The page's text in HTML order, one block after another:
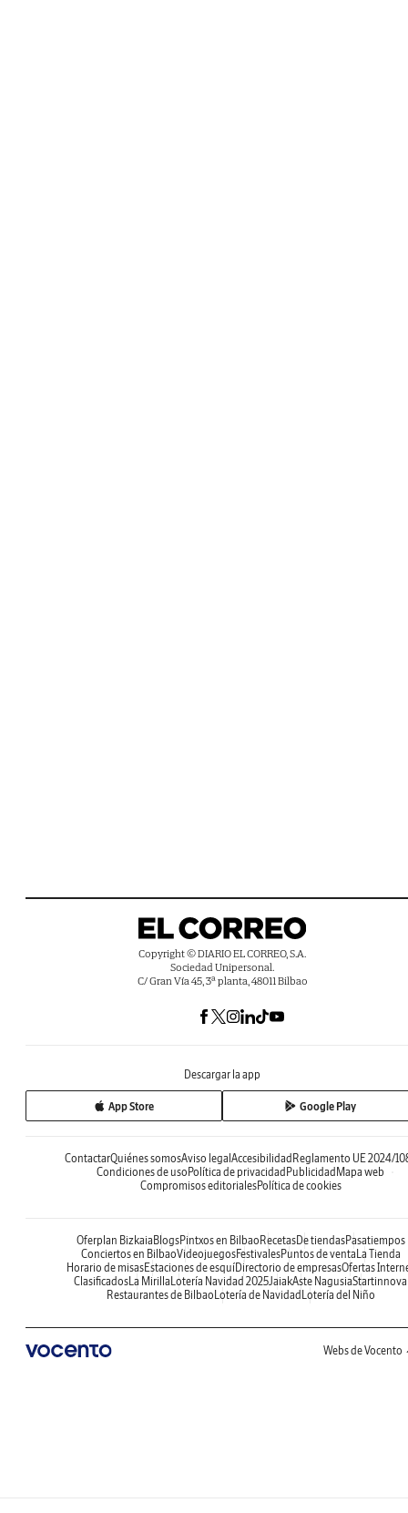
Copyright © DIARIO EL CORREO, S.A.
Sociedad Unipersonal.
C/ Gran Vía 45, 3ª planta, 48011 Bilbao
Descargar la app
App Store Google Play
ContactarQuiénes somosAviso legal Accesibilidad Reglamento UE 2024/
Condiciones de uso Política de privacidad Publicidad Mapa web
Compromisos editorialesPolítica de cookies
Oferplan Bizkaia BlogsPintxos en Bilbao RecetasDe tiendasPasatiempos
Conciertos en BilbaoVideojuegosFestivalesPuntos de venta La Tienda
Horario de misasEstaciones de esquíDirectorio de empresasOfertas
ClasificadosLa Mirilla Lotería Navidad 2025JaiakAste NagusiaStartinnova
Restaurantes de Bilbao Lotería de Navidad Lotería del Niño
Webs de Vocento